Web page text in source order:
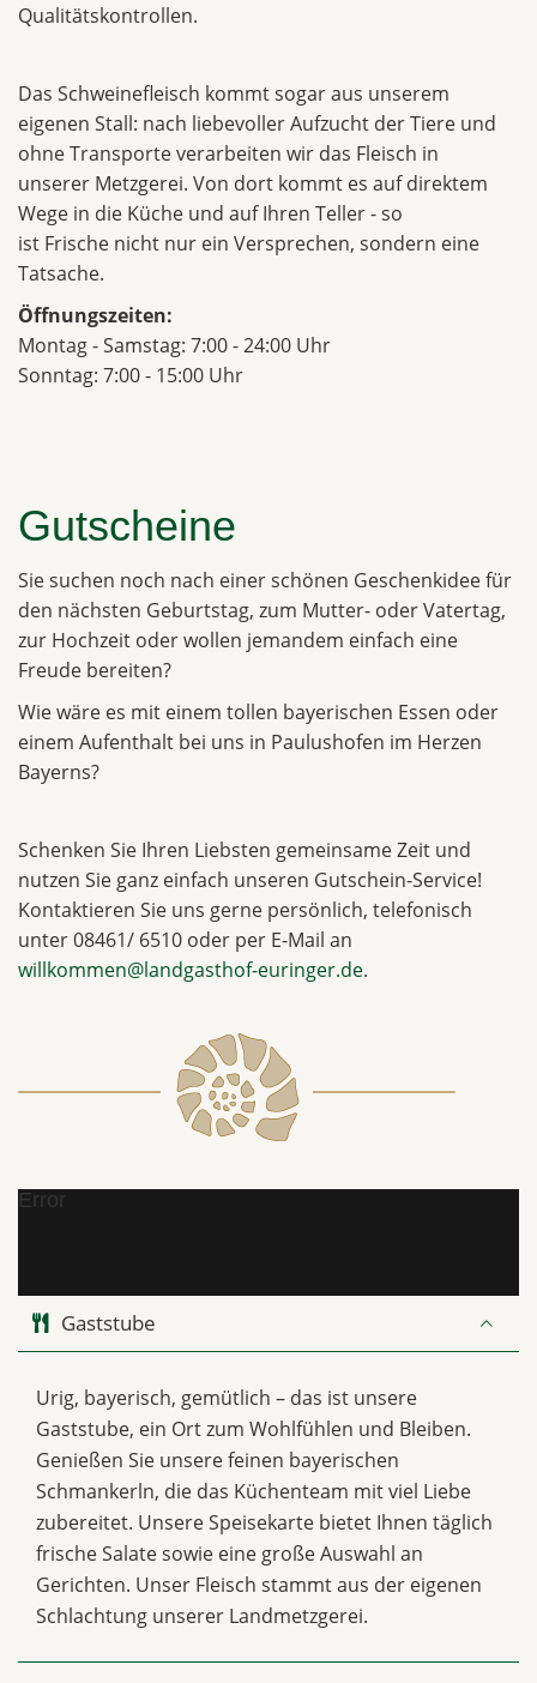
Qualitätskontrollen.
Das Schweinefleisch kommt sogar aus unserem
eigenen Stall: nach liebevoller Aufzucht der Tiere und
ohne Transporte verarbeiten wir das Fleisch in
unserer Metzgerei. Von dort kommt es auf direktem
Wege in die Küche und auf Ihren Teller - so
ist Frische nicht nur ein Versprechen, sondern eine
Tatsache.
Öffnungszeiten:
Montag - Samstag: 7:00 - 24:00 Uhr
Sonntag: 7:00 - 15:00 Uhr
Gutscheine
Sie suchen noch nach einer schönen Geschenkidee für
den nächsten Geburtstag, zum Mutter- oder Vatertag,
zur Hochzeit oder wollen jemandem einfach eine
Freude bereiten?
Wie wäre es mit einem tollen bayerischen Essen oder
einem Aufenthalt bei uns in Paulushofen im Herzen
Bayerns?
Schenken Sie Ihren Liebsten gemeinsame Zeit und
nutzen Sie ganz einfach unseren Gutschein-Service!
Kontaktieren Sie uns gerne persönlich, telefonisch
unter 08461/ 6510 oder per E-Mail an
willkommen@landgasthof-euringer.de.
Error
Gaststube
Urig, bayerisch, gemütlich – das ist unsere
Gaststube, ein Ort zum Wohlfühlen und Bleiben.
Genießen Sie unsere feinen bayerischen
Schmankerln, die das Küchenteam mit viel Liebe
zubereitet. Unsere Speisekarte bietet Ihnen täglich
frische Salate sowie eine große Auswahl an
Gerichten. Unser Fleisch stammt aus der eigenen
Schlachtung unserer Landmetzgerei.